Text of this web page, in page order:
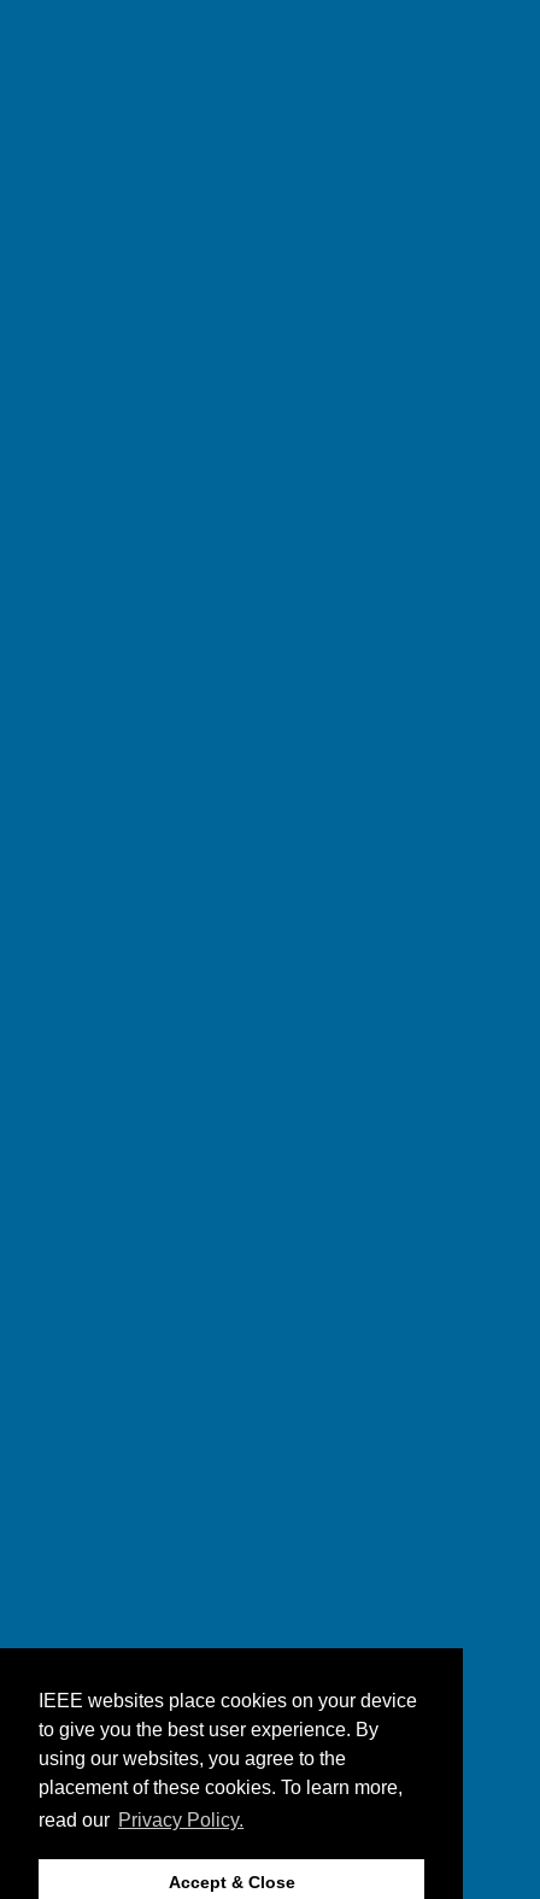
IEEE websites place cookies on your device
to give you the best user experience. By
using our websites, you agree to the
placement of these cookies. To learn more,
read our Privacy Policy.
Accept & Close